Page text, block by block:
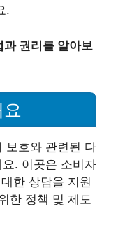
.
권리를 알아보
보호와 관련된 다
. 이곳은 소비자
한 상담을 지원
한 정책 및 제도